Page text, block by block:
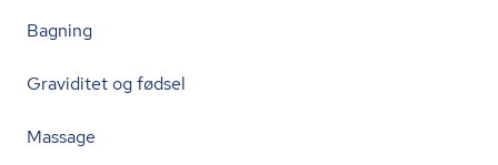
Bagning
Graviditet og fødsel
Massage